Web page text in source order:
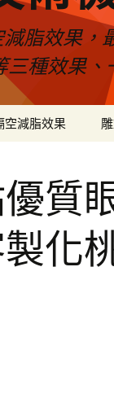
脂效果
種效果、
空減脂效果
質
化